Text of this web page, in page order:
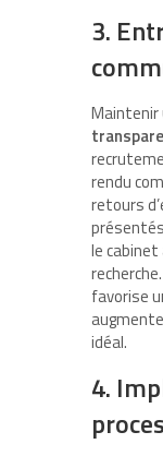
3.
Maintenir
rendu
retours
le
favorise
idéal.
4.